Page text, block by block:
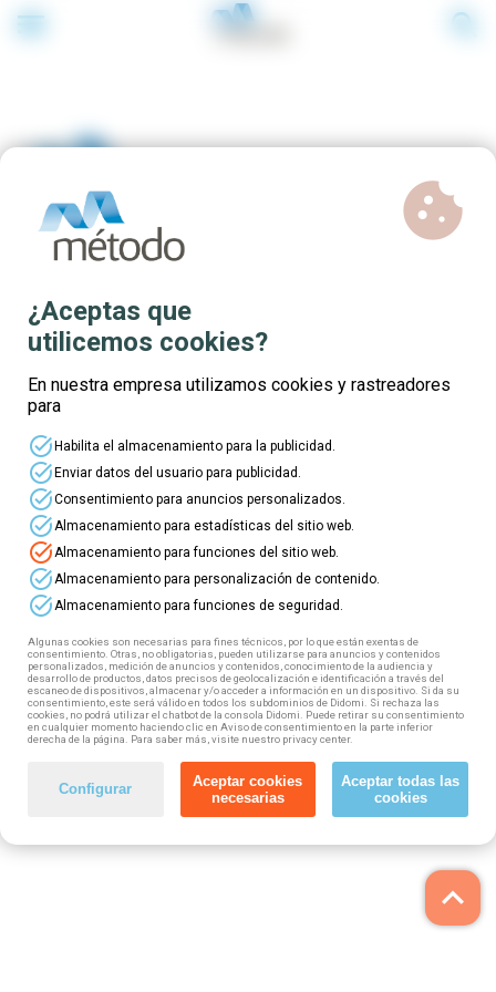
menu search
Formación online
subvencionada dirigida a
trabajadores del sector
keyboard_arrow_up
¿Aceptas que
utilicemos cookies?
cookie
En nuestra empresa utilizamos cookies y rastreadores
para
task_altHabilita el almacenamiento para la publicidad.
task_altEnviar datos del usuario para publicidad.
task_altConsentimiento para anuncios personalizados.
task_alt Almacenamiento para estadísticas del sitio web.
task_alt Almacenamiento para funciones del sitio web.
task_alt Almacenamiento para personalización de contenido.
task_alt Almacenamiento para funciones de seguridad.
Algunas cookies son necesarias para fines técnicos, por lo que están exentas de
consentimiento. Otras, no obligatorias, pueden utilizarse para anuncios y contenidos
personalizados, medición de anuncios y contenidos, conocimiento de la audiencia y
desarrollo de productos, datos precisos de geolocalización e identificación a través del
escaneo de dispositivos, almacenar y/o acceder a información en un dispositivo. Si da su
consentimiento, este será válido en todos los subdominios de Didomi. Si rechaza las
cookies, no podrá utilizar el chatbot de la consola Didomi. Puede retirar su consentimiento
en cualquier momento haciendo clic en Aviso de consentimiento en la parte inferior
derecha de la página. Para saber más, visite nuestro privacy center.
Configurar
Aceptar cookies
necesarias
Aceptar todas las
cookies